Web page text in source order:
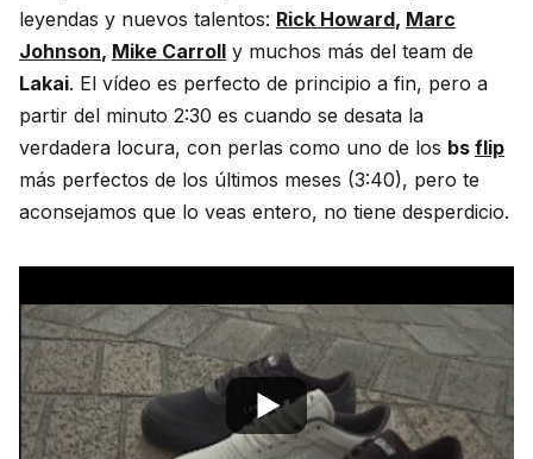
leyendas y nuevos talentos: Rick Howard, Marc
Johnson, Mike Carroll y muchos más del team de
Lakai. El vídeo es perfecto de principio a fin, pero a
partir del minuto 2:30 es cuando se desata la
verdadera locura, con perlas como uno de los bs flip
más perfectos de los últimos meses (3:40), pero te
aconsejamos que lo veas entero, no tiene desperdicio.